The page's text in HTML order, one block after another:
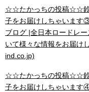
☆☆たかっちの投稿☆☆鈴
子をお届けしちゃいます
ブログ |全日本ロードレ
いて様々な情報をお届け
ind.co.jp)
☆☆たかっちの投稿☆☆鈴
子をお届けしちゃいます